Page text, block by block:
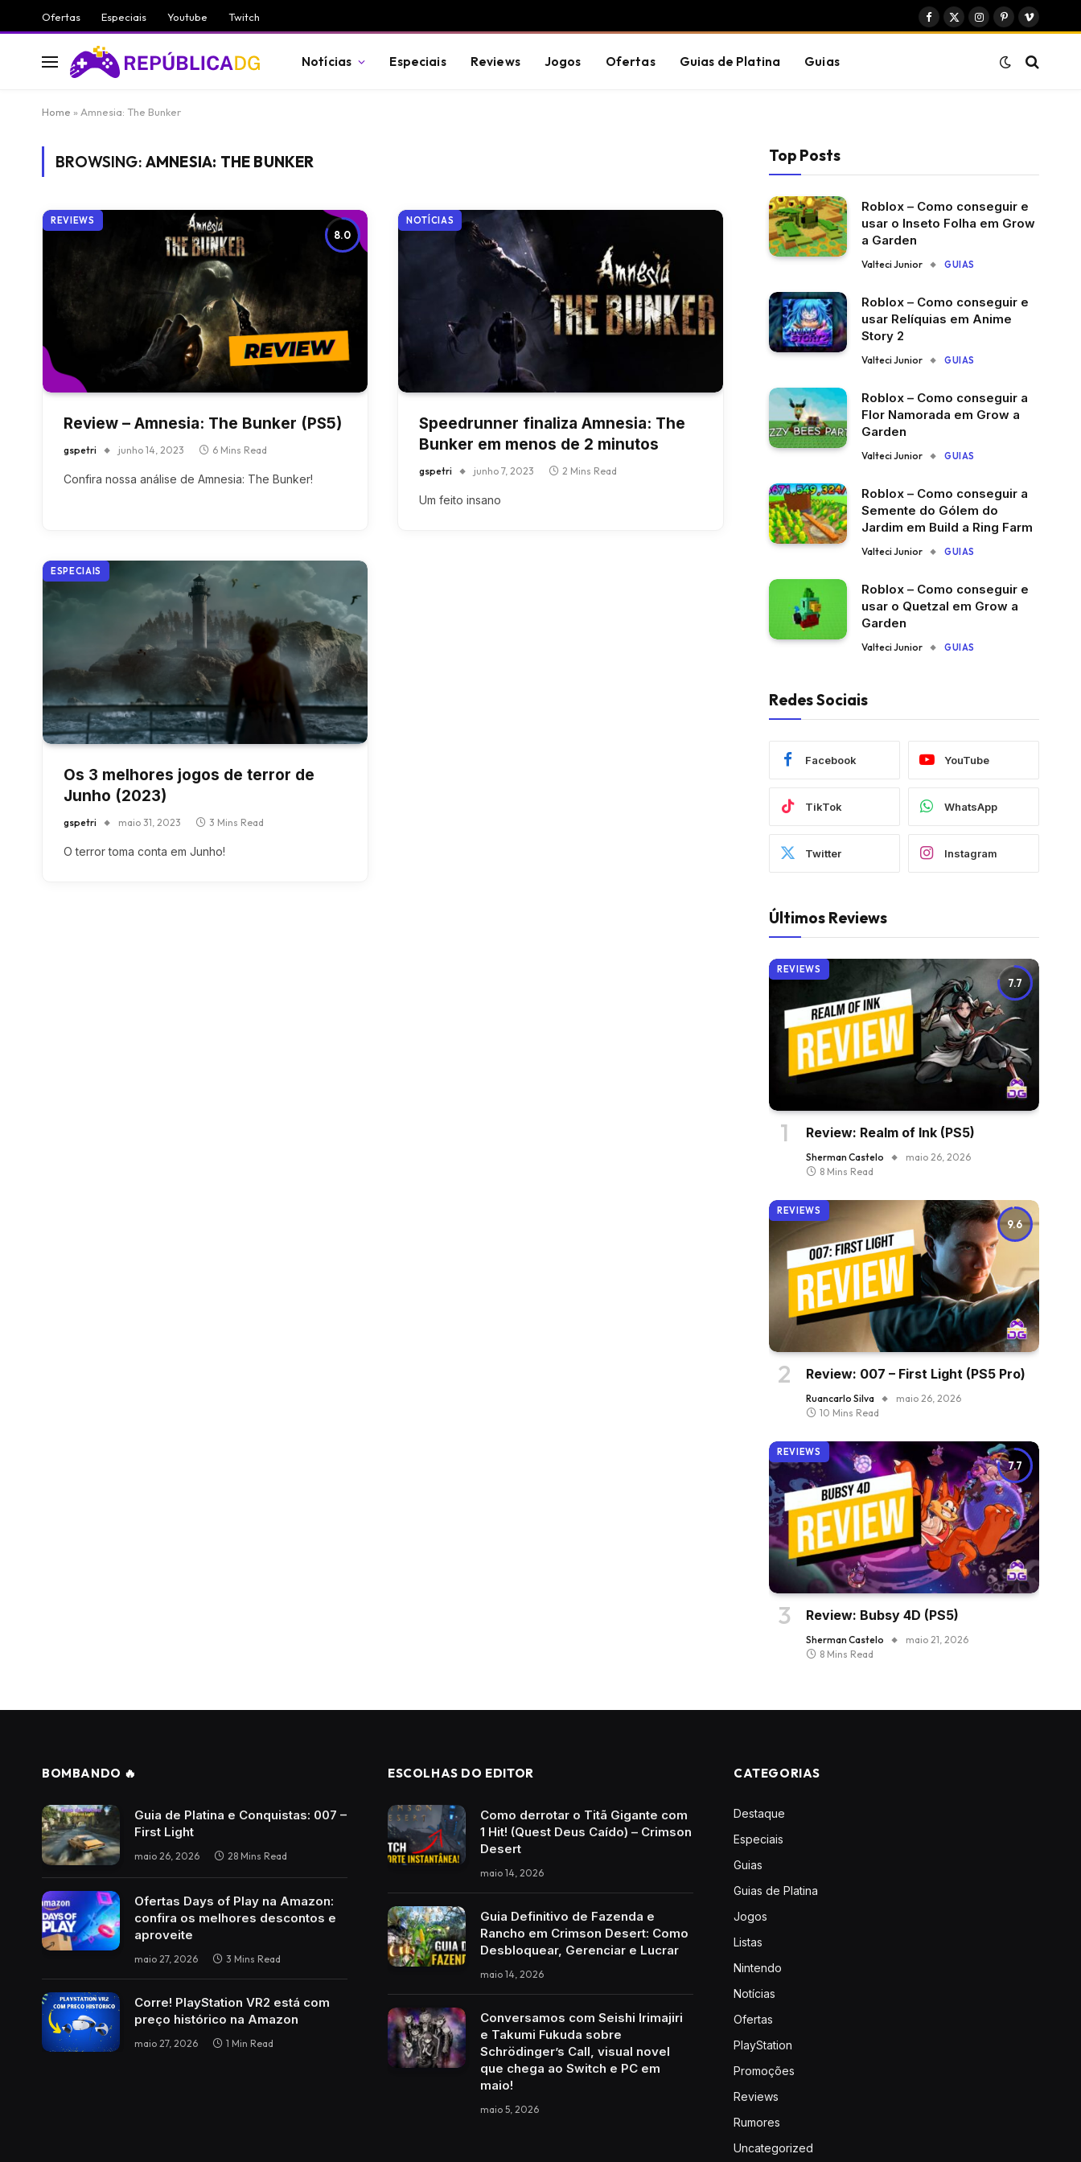
Ofertas Especiais Youtube Twitch
Facebook
X
Instagram
PinterestVimeo
Notícias Especiais Reviews Jogos Ofertas Guias de Platina Guias
Home » Amnesia: The Bunker
BROWSING: AMNESIA: THE BUNKER
8.0
REVIEWS
Review – Amnesia: The Bunker (PS5)
gspetri junho 14, 2023 6 Mins Read
Confira nossa análise de Amnesia: The Bunker!
NOTÍCIAS
Speedrunner finaliza Amnesia: The
Bunker em menos de 2 minutos
gspetri junho 7, 2023 2 Mins Read
Um feito insano
ESPECIAIS
Os 3 melhores jogos de terror de
Junho (2023)
gspetri maio 31, 2023 3 Mins Read
O terror toma conta em Junho!
Top Posts
Roblox – Como conseguir e
usar o Inseto Folha em Grow
a Garden
Valteci Junior GUIAS
Roblox – Como conseguir e
usar Relíquias em Anime
Story 2
Valteci Junior GUIAS
Roblox – Como conseguir a
Flor Namorada em Grow a
Garden
Valteci Junior GUIAS
Roblox – Como conseguir a
Semente do Gólem do
Jardim em Build a Ring Farm
Valteci Junior GUIAS
Roblox – Como conseguir e
usar o Quetzal em Grow a
Garden
Valteci Junior GUIAS
Redes Sociais
Facebook YouTube
TikTok WhatsApp
Twitter Instagram
Últimos Reviews
7.7
REVIEWS
Review: Realm of Ink (PS5)
Sherman Castelo
maio 26, 2026
8 Mins Read
9.6
REVIEWS
Review: 007 – First Light (PS5 Pro)
Ruancarlo Silva
maio 26, 2026
10 Mins Read
7.7
REVIEWS
Review: Bubsy 4D (PS5)
Sherman Castelo
maio 21, 2026
8 Mins Read
BOMBANDO 🔥
Guia de Platina e Conquistas: 007 –
First Light
maio 26, 2026 28 Mins Read
Ofertas Days of Play na Amazon:
confira os melhores descontos e
aproveite
maio 27, 2026 3 Mins Read
Corre! PlayStation VR2 está com
preço histórico na Amazon
maio 27, 2026 1 Min Read
ESCOLHAS DO EDITOR
Como derrotar o Titã Gigante com
1 Hit! (Quest Deus Caído) – Crimson
Desert
maio 14, 2026
Guia Definitivo de Fazenda e
Rancho em Crimson Desert: Como
Desbloquear, Gerenciar e Lucrar
maio 14, 2026
Conversamos com Seishi Irimajiri
e Takumi Fukuda sobre
Schrödinger’s Call, visual novel
que chega ao Switch e PC em
maio!
maio 5, 2026
CATEGORIAS
Destaque
Especiais
Guias
Guias de Platina
Jogos
Listas
Nintendo
Notícias
Ofertas
PlayStation
Promoções
Reviews
Rumores
Uncategorized